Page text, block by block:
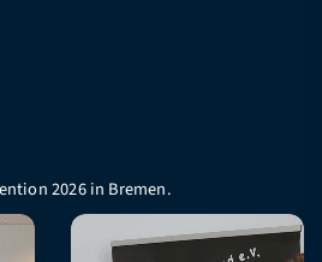
2026 in Bremen.